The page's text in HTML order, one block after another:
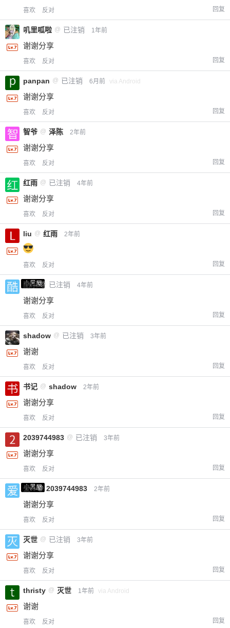
2 5
喜欢 反对 回复
叽里呱啦 @ 已注销 1年前
谢谢分享
喜欢 反对 回复
panpan @ 已注销 6月前 via Android
谢谢分享
喜欢 反对 回复
智爷 @ 泽陈 2年前
谢谢分享
喜欢 反对 回复
红雨 @ 已注销 4年前
谢谢分享
喜欢 反对 回复
liu @ 红雨 2年前
喜欢 反对 回复
小黑屋
酷乐 @ 已注销 4年前
谢谢分享
喜欢 反对 回复
shadow @ 已注销 3年前
谢谢
喜欢 反对 回复
书记 @ shadow 2年前
谢谢分享
喜欢 反对 回复
2039744983 @ 已注销 3年前
谢谢分享
喜欢 反对 回复
小黑屋
爱X @ 2039744983 2年前
谢谢分享
喜欢 反对 回复
灭世 @ 已注销 3年前
谢谢分享
喜欢 反对 回复
thristy @ 灭世 1年前 via Android
谢谢
喜欢 反对 回复